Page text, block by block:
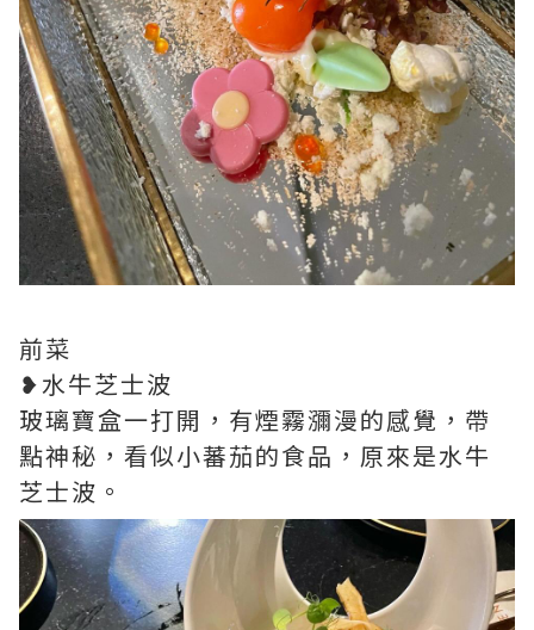
前菜
❥水牛芝士波
玻璃寶盒一打開，有煙霧瀰漫的感覺，帶
點神秘，看似小蕃茄的食品，原來是水牛
芝士波。